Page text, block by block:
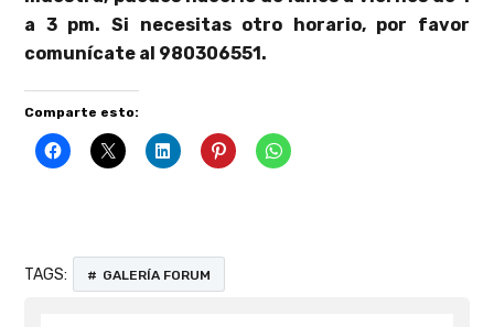
a 3 pm. Si necesitas otro horario, por favor
comunícate al 980306551.
Comparte esto:
TAGS: GALERÍA FORUM